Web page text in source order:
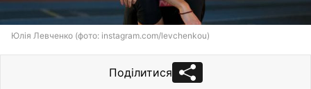
Юлія Левченко (фото: instagram.com/levchenkou)
Поділитися